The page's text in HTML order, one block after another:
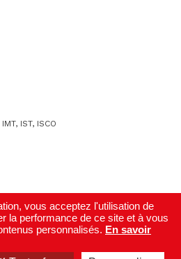
IST, ISCO
vous acceptez l'utilisation de
la performance de ce site et à vous
personnalisés. En savoir